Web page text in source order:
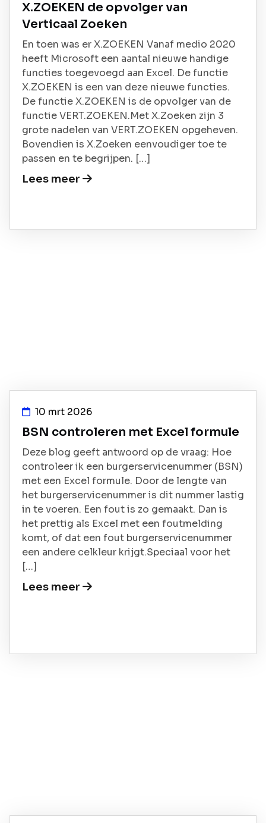
X.ZOEKEN de opvolger van
Verticaal Zoeken
En toen was er X.ZOEKEN Vanaf medio 2020
heeft Microsoft een aantal nieuwe handige
functies toegevoegd aan Excel. De functie
X.ZOEKEN is een van deze nieuwe functies.
De functie X.ZOEKEN is de opvolger van de
functie VERT.ZOEKEN.Met X.Zoeken zijn 3
grote nadelen van VERT.ZOEKEN opgeheven.
Bovendien is X.Zoeken eenvoudiger toe te
passen en te begrijpen. […]
Lees meer
10 mrt 2026
BSN controleren met Excel formule
Deze blog geeft antwoord op de vraag: Hoe
controleer ik een burgerservicenummer (BSN)
met een Excel formule. Door de lengte van
het burgerservicenummer is dit nummer lastig
in te voeren. Een fout is zo gemaakt. Dan is
het prettig als Excel met een foutmelding
komt, of dat een fout burgerservicenummer
een andere celkleur krijgt.Speciaal voor het
[…]
Lees meer